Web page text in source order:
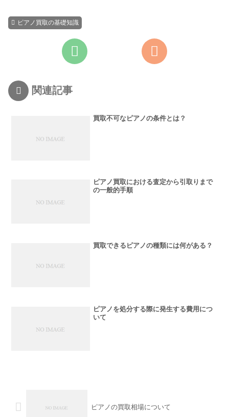
ピアノ買取の基礎知識
関連記事
買取不可なピアノの条件とは？
ピアノ買取における査定から引取りまで
の一般的手順
買取できるピアノの種類には何がある？
ピアノを処分する際に発生する費用につ
いて
ピアノの買取相場について